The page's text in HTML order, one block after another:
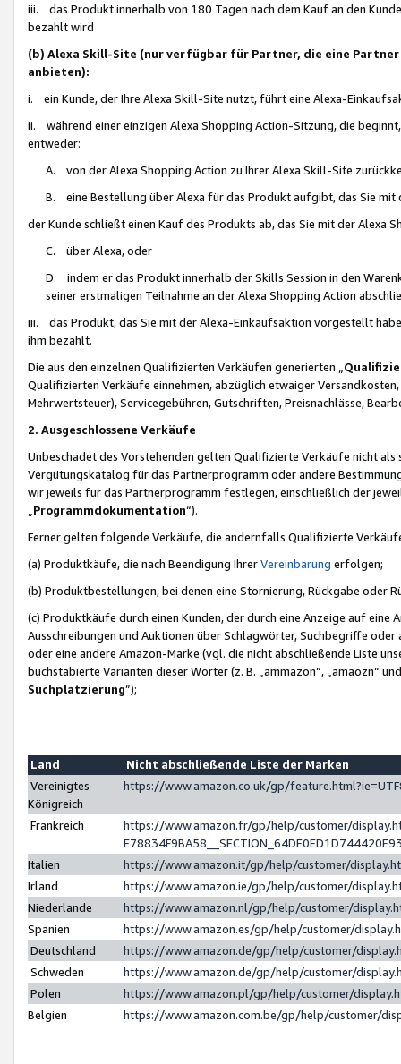
iii. das Produkt innerhalb von 180 Tagen nach dem Kauf an den
bezahlt wird
(b) Alexa Skill-Site (nur verfügbar für Partner, die eine
anbieten):
i. ein Kunde, der Ihre Alexa Skill-Site nutzt, führt eine Alexa-
ii. während einer einzigen Alexa Shopping Action-Sitzung, die
entweder:
A. von der Alexa Shopping Action zu Ihrer Alexa Skill-Site
B. eine Bestellung über Alexa für das Produkt aufgibt, das Sie mit
der Kunde schließt einen Kauf des Produkts ab, das Sie mit der Alexa
C. über Alexa, oder
D. indem er das Produkt innerhalb der Skills Session in den
seiner erstmaligen Teilnahme an der Alexa Shopping Action
iii. das Produkt, das Sie mit der Alexa-Einkaufsaktion vorgestellt
ihm bezahlt.
Die aus den einzelnen Qualifizierten Verkäufen generierten „
Qualifizierten Verkäufe einnehmen, abzüglich etwaiger
Mehrwertsteuer), Servicegebühren, Gutschriften, Preisnachlässe,
2. Ausgeschlossene Verkäufe
Unbeschadet des Vorstehenden gelten Qualifizierte Verkäufe nicht
Vergütungskatalog für das Partnerprogramm oder andere
wir jeweils für das Partnerprogramm festlegen, einschließlich der
Programmdokumentation“).
Ferner gelten folgende Verkäufe, die andernfalls Qualifizierte
(a) Produktkäufe, die nach Beendigung IhrerVereinbarung erfolgen;
(b) Produktbestellungen, bei denen eine Stornierung, Rückgabe oder
(c) Produktkäufe durch einen Kunden, der durch eine Anzeige auf
Ausschreibungen und Auktionen über Schlagwörter, Suchbegriffe
oder eine andere Amazon-Marke (vgl. die nicht abschließende Liste
buchstabierte Varianten dieser Wörter (z. B. „ammazon“, „amaozn“
Suchplatzierung”);
Land
Nicht abschließende Liste der Marken
Vereinigtes
Königreich
https://www.amazon.co.uk/gp/
Frankreich
https://www.amazon.fr/gp/help/customer/
Italien
https://www.amazon.it/gp/help/customer/
Irland
https://www.amazon.ie/gp/help/customer/
Niederlande
https://www.amazon.nl/gp/help/customer/
Spanien
https://www.amazon.es/gp/help/customer/
Deutschland
https://www.amazon.de/gp/help/customer/
Schweden
https://www.amazon.de/gp/help/customer/
Polen
https://www.amazon.pl/gp/help/customer/
Belgien
https://www.amazon.com.be/gp/help/customer/